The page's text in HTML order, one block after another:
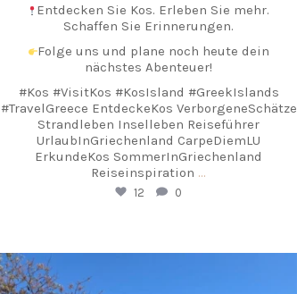
Entdecken Sie Kos. Erleben Sie mehr.
Schaffen Sie Erinnerungen.
Folge uns und plane noch heute dein
nächstes Abenteuer!
#Kos #VisitKos #KosIsland #GreekIslands
#TravelGreece EntdeckeKos VerborgeneSchätze
Strandleben Inselleben Reiseführer
UrlaubInGriechenland CarpeDiemLU
ErkundeKos SommerInGriechenland
Reiseinspiration ...
12 0